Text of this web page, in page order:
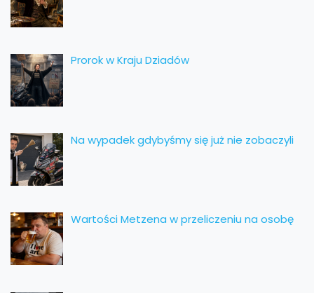
Prorok w Kraju Dziadów
Na wypadek gdybyśmy się już nie zobaczyli
Wartości Metzena w przeliczeniu na osobę